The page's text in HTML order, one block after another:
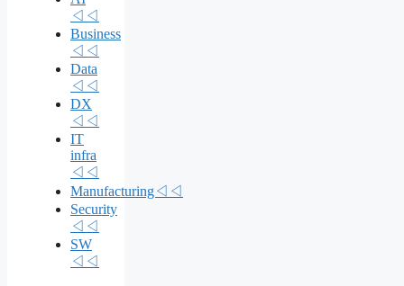
◁◁
Business
◁◁
Data
◁◁
DX
◁◁
IT
infra
◁◁
Manufacturing◁◁
Security
◁◁
SW
◁◁